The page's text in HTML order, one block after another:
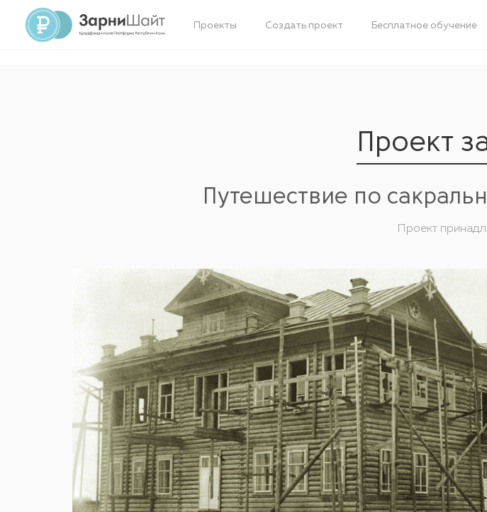
Проекты Создать проект Бесплатное обучение
Проект
Путешествие по
Проект